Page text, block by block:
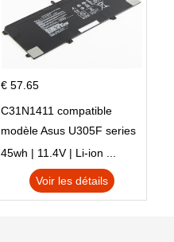
€ 57.65
C31N1411 compatible
modèle Asus U305F series
45wh | 11.4V | Li-ion ...
Voir les détails